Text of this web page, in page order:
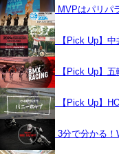
MVPはパリパ
【Pick Up】
【Pick Up】
【Pick Up】
3分で分かる！